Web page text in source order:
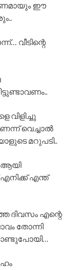
ഈ
വീടിന്റെ
വിളിച്ചു
വെച്ചാൽ
മറുപടി..
ആയി
എനിക്ക് എന്ത്
ദിവസം എന്റെ
തോന്നി